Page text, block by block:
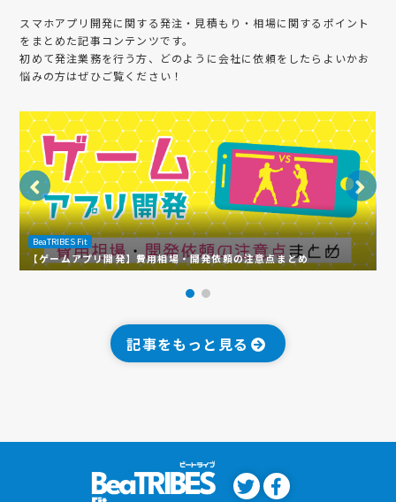
スマホアプリ開発に関する発注・見積もり・相場に関するポイント
をまとめた記事コンテンツです。
初めて発注業務を行う方、どのように会社に依頼をしたらよいかお
悩みの方はぜひご覧ください！
BeaTRIBES Fit
【ゲームアプリ開発】費用相場・開発依頼の注意点まとめ
記事をもっと見る